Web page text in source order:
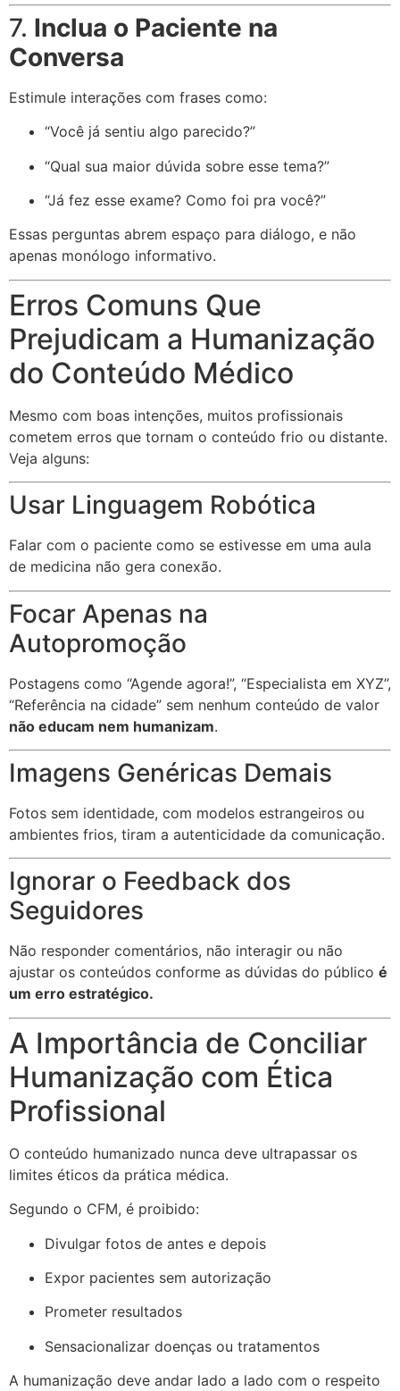
7. Inclua o Paciente na
Conversa
Estimule interações com frases como:
“Você já sentiu algo parecido?”
“Qual sua maior dúvida sobre esse tema?”
“Já fez esse exame? Como foi pra você?”
Essas perguntas abrem espaço para diálogo, e não
apenas monólogo informativo.
Erros Comuns Que
Prejudicam a Humanização
do Conteúdo Médico
Mesmo com boas intenções, muitos profissionais
cometem erros que tornam o conteúdo frio ou distante.
Veja alguns:
Usar Linguagem Robótica
Falar com o paciente como se estivesse em uma aula
de medicina não gera conexão.
Focar Apenas na
Autopromoção
Postagens como “Agende agora!”, “Especialista em XYZ”,
“Referência na cidade” sem nenhum conteúdo de valor
não educam nem humanizam.
Imagens Genéricas Demais
Fotos sem identidade, com modelos estrangeiros ou
ambientes frios, tiram a autenticidade da comunicação.
Ignorar o Feedback dos
Seguidores
Não responder comentários, não interagir ou não
ajustar os conteúdos conforme as dúvidas do público é
um erro estratégico.
A Importância de Conciliar
Humanização com Ética
Profissional
O conteúdo humanizado nunca deve ultrapassar os
limites éticos da prática médica.
Segundo o CFM, é proibido:
Divulgar fotos de antes e depois
Expor pacientes sem autorização
Prometer resultados
Sensacionalizar doenças ou tratamentos
A humanização deve andar lado a lado com o respeito